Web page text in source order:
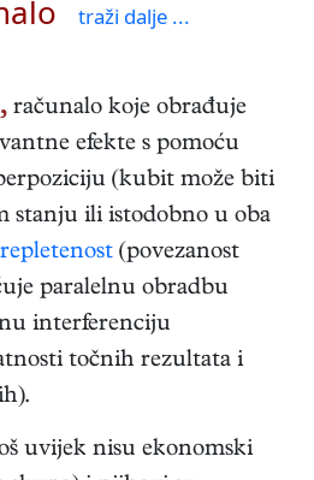
traži dalje ...
računalo koje obrađuje
efekte s pomoću
(kubit može biti
stanju ili istodobno u oba
(povezanost
paralelnu obradbu
interferenciju
točnih rezultata i
uvijek nisu ekonomski